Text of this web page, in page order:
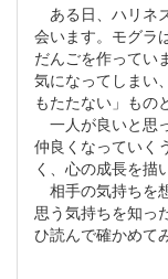
ある日、ハリネ
会います。モグラ
だんごを作ってい
気になってしまい
もたたない」もの
一人が良いと思
仲良くなっていく
く、心の成長を描
相手の気持ちを
思う気持ちを知っ
ひ読んで確かめて